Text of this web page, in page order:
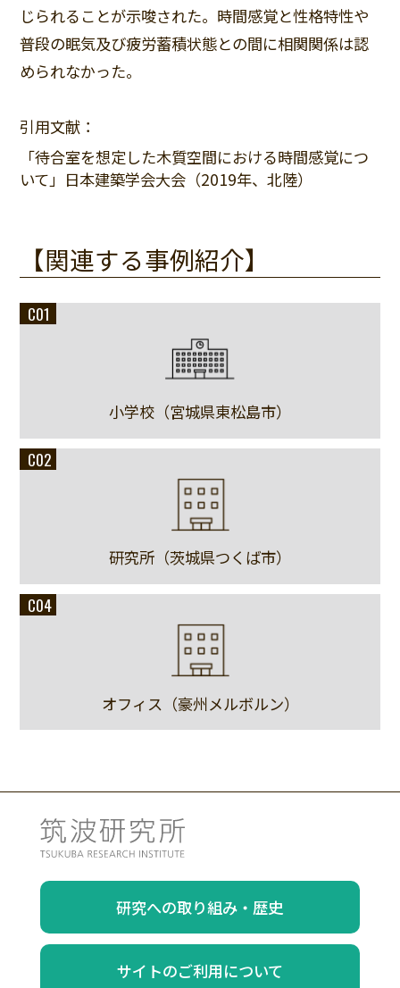
じられることが示唆された。時間感覚と性格特性や
普段の眠気及び疲労蓄積状態との間に相関関係は認
められなかった。
引用文献：
「待合室を想定した木質空間における時間感覚につ
いて」日本建築学会大会（2019年、北陸）
【関連する事例紹介】
C01
小学校（宮城県東松島市）
C02
研究所（茨城県つくば市）
C04
オフィス（豪州メルボルン）
研究への取り組み・歴史
サイトのご利用について